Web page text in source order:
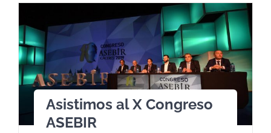
Asistimos al X Congreso
ASEBIR